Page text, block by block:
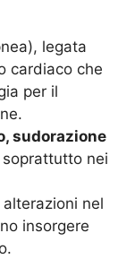
legata
cardiaco che
per il
sudorazione
nei
nel
insorgere